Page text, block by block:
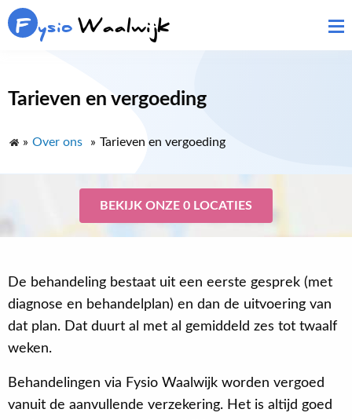
F ysioWaalwijk
Tarieven en vergoeding
» Over ons » Tarieven en vergoeding
BEKIJK ONZE 0 LOCATIES
De behandeling bestaat uit een eerste gesprek (met
diagnose en behandelplan) en dan de uitvoering van
dat plan. Dat duurt al met al gemiddeld zes tot twaalf
weken.
Behandelingen via Fysio Waalwijk worden vergoed
vanuit de aanvullende verzekering. Het is altijd goed